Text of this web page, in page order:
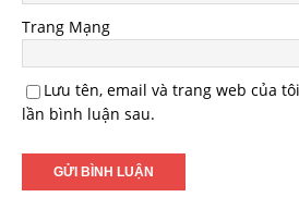
Trang Mạng
Lưu tên, email và trang web của
lần bình luận sau.